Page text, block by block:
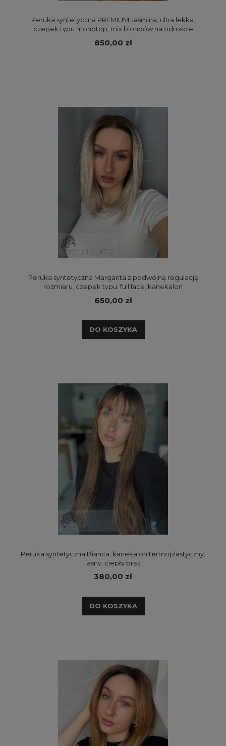
Peruka syntetyczna PREMIUM Jaśmina, ultra lekka,
czepek typu monotop, mix blondów na odroście
850,00 zł
Peruka syntetyczna Margarita z podwójną regulacją
rozmiaru, czepek typu: full lace, kanekalon
na odroście
650,00 zł
DO KOSZYKA
Peruka syntetyczna Bianca, kanekalon termoplastyczny,
jasny, ciepły brąz
380,00 zł
DO KOSZYKA